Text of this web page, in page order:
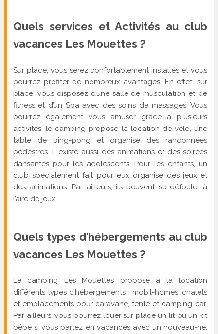
Quels services et Activités au club
vacances Les Mouettes ?
Sur place, vous serez confortablement installés et vous
pourrez profiter de nombreux avantages. En effet, sur
place, vous disposez d’une salle de musculation et de
fitness et d’un Spa avec des soins de massages. Vous
pourrez également vous amuser grâce à plusieurs
activités, le camping propose la location de vélo, une
table de ping-pong et organise des randonnées
pédestres. Il existe aussi des animations et des soirées
dansantes pour les adolescents. Pour les enfants, un
club spécialement fait pour eux organise des jeux et
des animations. Par ailleurs, ils peuvent se défouler à
l’aire de jeux.
Quels types d’hébergements au club
vacances Les Mouettes ?
Le camping Les Mouettes propose à la location
différents types d’hébergements : mobil-homes, chalets
et emplacements pour caravane, tente et camping-car.
Par ailleurs, vous pourrez louer sur place un lit ou un kit
bébé si vous partez en vacances avec un nouveau-né.